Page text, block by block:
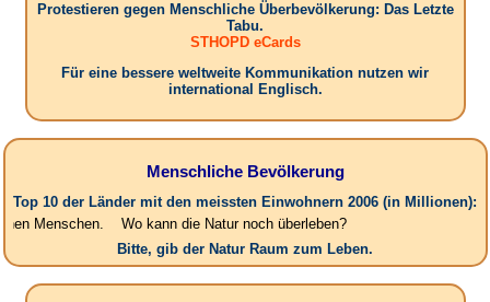
Protestieren gegen Menschliche Überbevölkerung: Das Letzte
Tabu.
STHOPD eCards
Für eine bessere weltweite Kommunikation nutzen wir
international Englisch.
Menschliche Bevölkerung
Top 10 der Länder mit den meissten Einwohnern 2006 (in Millionen):
Wo kann die Natur noch überleben?
Bitte, gib der Natur Raum zum Leben.